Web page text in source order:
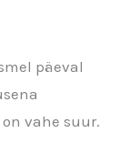
päeval
vahe suur.